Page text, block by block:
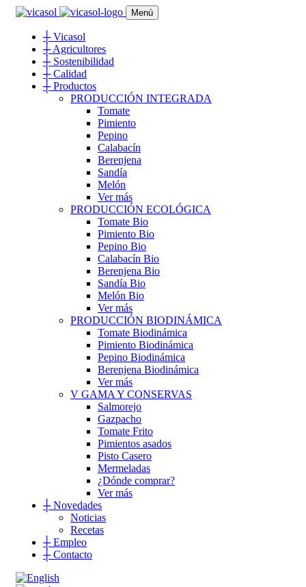
Menú
┼Vicasol
┼Agricultores
┼Sostenibilidad
┼Calidad
┼Productos
PRODUCCIÓN INTEGRADA
Tomate
Pimiento
Pepino
Calabacín
Berenjena
Sandía
Melón
Ver más
PRODUCCIÓN ECOLÓGICA
Tomate Bio
Pimiento Bio
Pepino Bio
Calabacín Bio
Berenjena Bio
Sandía Bio
Melón Bio
Ver más
PRODUCCIÓN BIODINÁMICA
Tomate Biodinámica
Pimiento Biodinámica
Pepino Biodinámica
Berenjena Biodinámica
Ver más
V GAMA Y CONSERVAS
Salmorejo
Gazpacho
Tomate Frito
Pimientos asados
Pisto Casero
Mermeladas
¿Dónde comprar?
Ver más
┼Novedades
Noticias
Recetas
┼Empleo
┼Contacto